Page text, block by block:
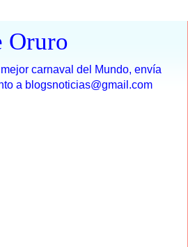
Oruro
carnaval del Mundo, envía
a blogsnoticias@gmail.com